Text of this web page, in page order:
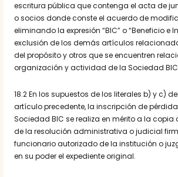
escritura pública que contenga el acta de
o socios donde conste el acuerdo de
eliminando la expresión “BIC” o “Beneficio e
exclusión de los demás artículos
del propósito y otros que se encuentren
organización y actividad de la Sociedad
18.2 En los supuestos de los literales b) y c)
artículo precedente, la inscripción de
Sociedad BIC se realiza en mérito a la
de la resolución administrativa o judicial
funcionario autorizado de la institución o
en su poder el expediente original.